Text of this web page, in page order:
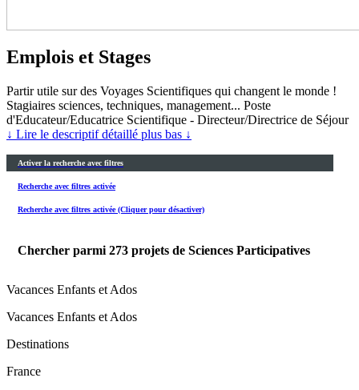
Emplois et Stages
Partir utile sur des Voyages Scientifiques qui changent le monde !
Stagiaires sciences, techniques, management... Poste
d'Educateur/Educatrice Scientifique - Directeur/Directrice de Séjour
↓ Lire le descriptif détaillé plus bas ↓
Activer la recherche avec filtres
Recherche avec filtres activée
Recherche avec filtres activée (Cliquer pour désactiver)
Chercher parmi 273 projets de Sciences Participatives
Vacances Enfants et Ados
Vacances Enfants et Ados
Destinations
France